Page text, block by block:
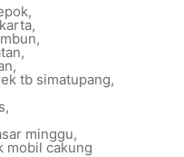
,
,
,
,
,
tb simatupang,
,
minggu,
mobil cakung